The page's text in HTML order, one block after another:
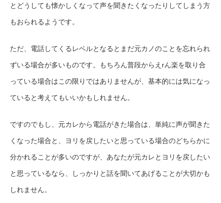
とどうしても懐かしくなって声を聞きたくなったりしてしまう方
もおられるようです。
ただ、電話してくるレベルとなるとまだ元カノのことを忘れられ
ずいる場合が多いものです。もちろん普段からえrん楽を取り合
っている場合はこの限りではありませんが、基本的には気になっ
ていると考えてもいいかもしれません。
ですのでもし、元カレから電話がきた場合は、単純に声が聞きた
くなった場合と、ヨリを戻したいと思っている場合のどちらかに
分かれることが多いのですが、あなたが元カレとヨリを戻したい
と思っているなら、しっかりと話を聞いてあげることが大切かも
しれません。